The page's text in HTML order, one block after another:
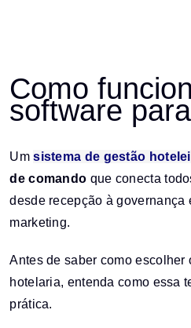
Como
software
Umsistema de gestão
de comando que conecta
desde recepção à governança
marketing.
Antes de saber como escolher
hotelaria, entenda como essa
prática.